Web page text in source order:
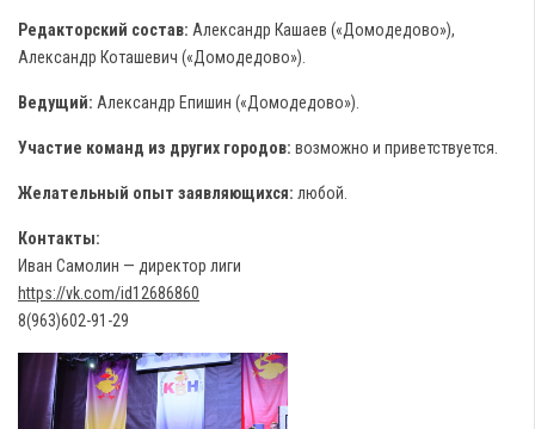
Редакторский состав: Александр Кашаев («Домодедово»),
Александр Коташевич («Домодедово»).
Ведущий: Александр Епишин («Домодедово»).
Участие команд из других городов: возможно и приветствуется.
Желательный опыт заявляющихся: любой.
Контакты:
Иван Самолин — директор лиги
https://vk.com/id12686860
8(963)602-91-29